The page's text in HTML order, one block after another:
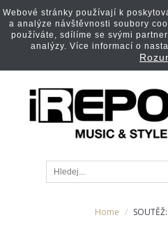
Home
Webové stránky používají k
a analýze návštěvnosti soubory
používáte, sdílíme se svými
analýzy. Více informací o